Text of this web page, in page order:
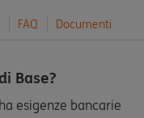
FAQ Documenti
Base?
esigenze bancarie